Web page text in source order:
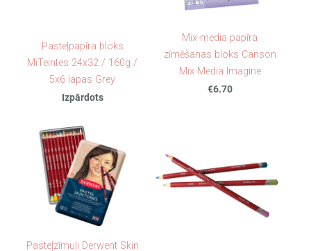
Pasteļpapīra bloks
MiTeintes 24x32 / 160g /
5x6 lapas Grey
Izpārdots
Mix-media papīra
zīmēšanas bloks Canson
Mix Media Imagine
€6.70
Pasteļzīmuļi Derwent Skin